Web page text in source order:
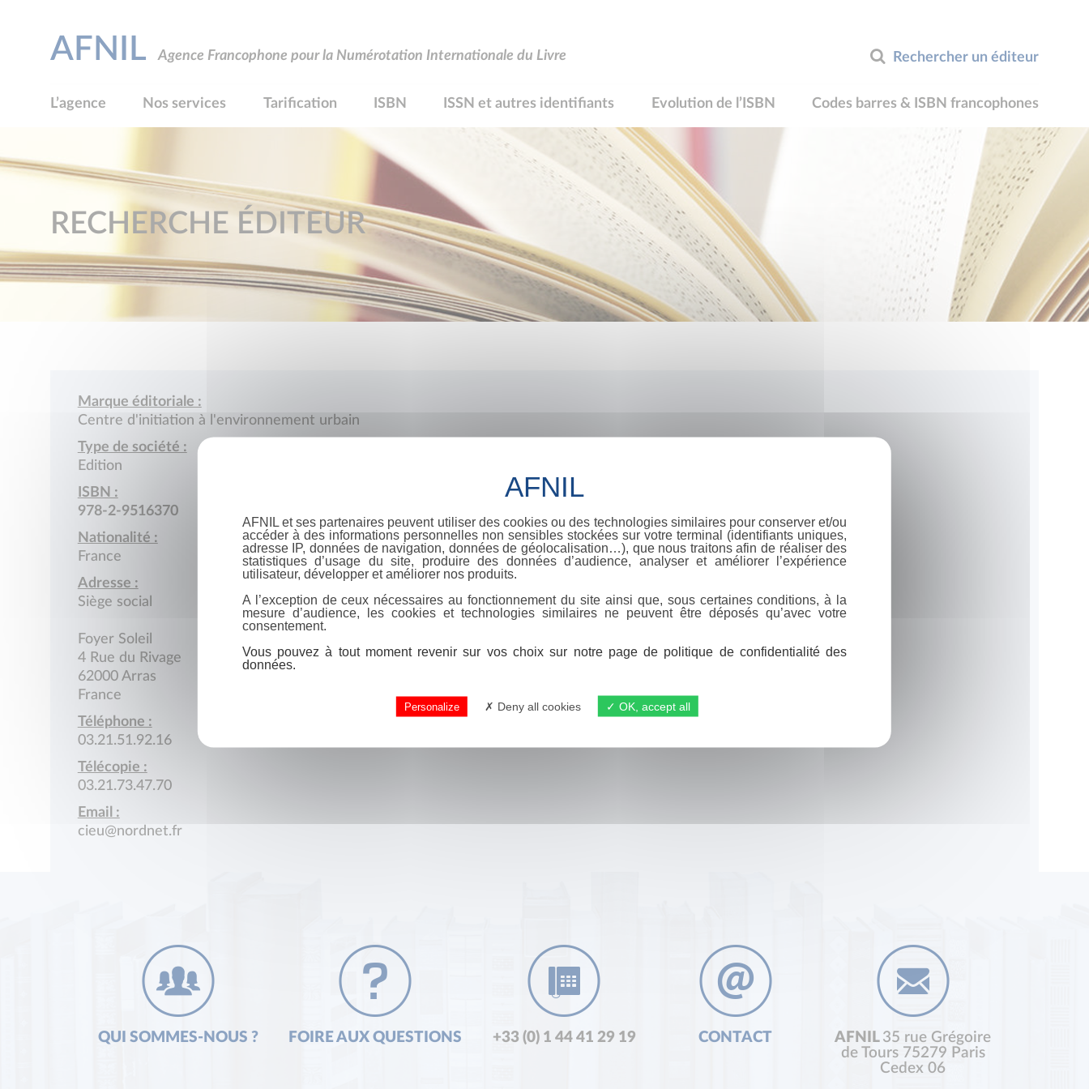
Rechercher un éditeur
AFNIL Agence Francophone pour la Numérotation Internationale du Livre
L’agence Nos services Tarification ISBN ISSN et autres identifiants Evolution de l’ISBN Codes barres & ISBN francophones
RECHERCHE ÉDITEUR
Marque éditoriale :
Centre d'initiation à l'environnement urbain
Type de société :
Edition
ISBN :
978-2-9516370
Nationalité :
France
Adresse :
Siège social
Foyer Soleil
4 Rue du Rivage
62000 Arras
France
Téléphone :
03.21.51.92.16
Télécopie :
03.21.73.47.70
Email :
cieu@nordnet.fr
QUI SOMMES-NOUS ? FOIRE AUX QUESTIONS +33 (0) 1 44 41 29 19 CONTACT AFNIL 35 rue Grégoire
de Tours 75279 Paris
Cedex 06
AFNIL et ses partenaires peuvent utiliser des cookies ou des technologies similaires pour conserver et/ou
accéder à des informations personnelles non sensibles stockées sur votre terminal (identifiants uniques,
adresse IP, données de navigation, données de géolocalisation…), que nous traitons afin de réaliser des
statistiques d’usage du site, produire des données d’audience, analyser et améliorer l’expérience
utilisateur, développer et améliorer nos produits.
A l’exception de ceux nécessaires au fonctionnement du site ainsi que, sous certaines conditions, à la
mesure d’audience, les cookies et technologies similaires ne peuvent être déposés qu’avec votre
consentement.
Vous pouvez à tout moment revenir sur vos choix sur notre page de politique de confidentialité des
données.
Personalize Deny all cookies OK, accept all